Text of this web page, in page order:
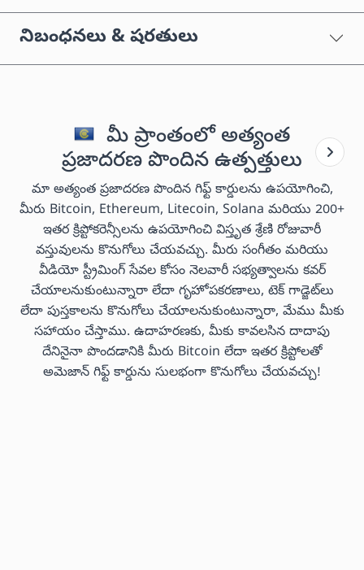
నిబంధనలు & షరతులు
మీ ప్రాంతంలో అత్యంత
ప్రజాదరణ పొందిన ఉత్పత్తులు
మా అత్యంత ప్రజాదరణ పొందిన గిఫ్ట్ కార్డులను ఉపయోగించి,
మీరు Bitcoin, Ethereum, Litecoin, Solana మరియు 200+
ఇతర క్రిప్టోకరెన్సీలను ఉపయోగించి విస్తృత శ్రేణి రోజువారీ
వస్తువులను కొనుగోలు చేయవచ్చు. మీరు సంగీతం మరియు
వీడియో స్ట్రీమింగ్ సేవల కోసం నెలవారీ సభ్యత్వాలను కవర్
చేయాలనుకుంటున్నారా లేదా గృహోపకరణాలు, టెక్ గాడ్జెట్‌లు
లేదా పుస్తకాలను కొనుగోలు చేయాలనుకుంటున్నారా, మేము మీకు
సహాయం చేస్తాము. ఉదాహరణకు, మీకు కావలసిన దాదాపు
దేనినైనా పొందడానికి మీరు Bitcoin లేదా ఇతర క్రిప్టోలతో
అమెజాన్ గిఫ్ట్ కార్డును సులభంగా కొనుగోలు చేయవచ్చు!